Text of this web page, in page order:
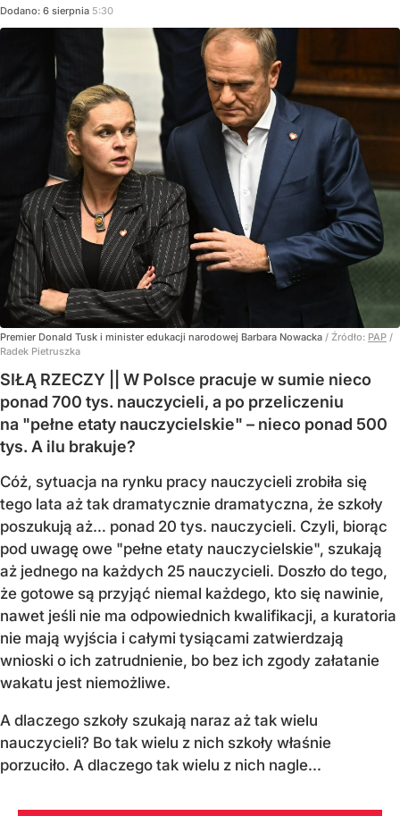
Dodano: 6 sierpnia 5:30
Premier Donald Tusk i minister edukacji narodowej Barbara Nowacka / Źródło: PAP /
Radek Pietruszka
SIŁĄ RZECZY || W Polsce pracuje w sumie nieco
ponad 700 tys. nauczycieli, a po przeliczeniu
na "pełne etaty nauczycielskie" – nieco ponad 500
tys. A ilu brakuje?
Cóż, sytuacja na rynku pracy nauczycieli zrobiła się
tego lata aż tak dramatycznie dramatyczna, że szkoły
poszukują aż… ponad 20 tys. nauczycieli. Czyli, biorąc
pod uwagę owe "pełne etaty nauczycielskie", szukają
aż jednego na każdych 25 nauczycieli. Doszło do tego,
że gotowe są przyjąć niemal każdego, kto się nawinie,
nawet jeśli nie ma odpowiednich kwalifikacji, a kuratoria
nie mają wyjścia i całymi tysiącami zatwierdzają
wnioski o ich zatrudnienie, bo bez ich zgody załatanie
wakatu jest niemożliwe.
A dlaczego szkoły szukają naraz aż tak wielu
nauczycieli? Bo tak wielu z nich szkoły właśnie
porzuciło. A dlaczego tak wielu z nich nagle...